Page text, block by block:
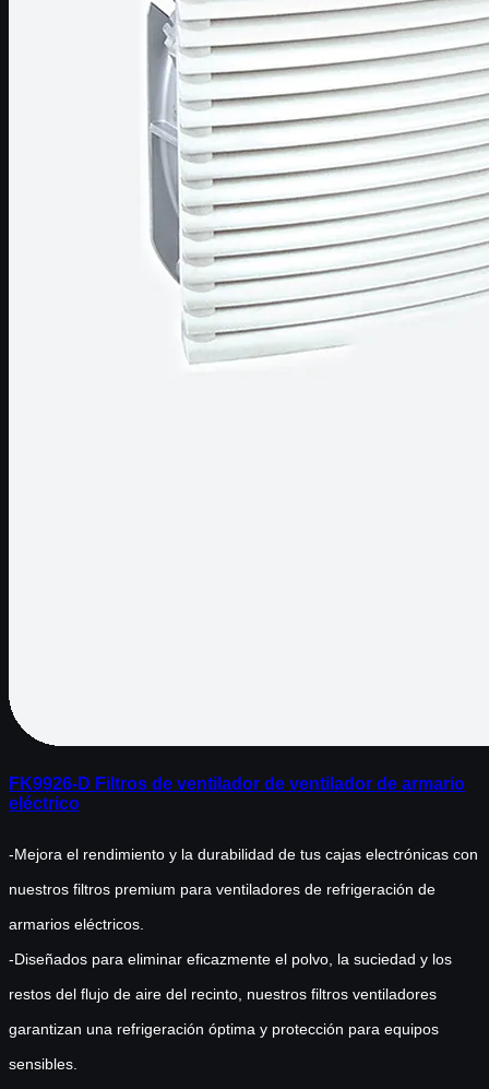
FK9926-D Filtros de ventilador de ventilador de armario
eléctrico
-Mejora el rendimiento y la durabilidad de tus cajas electrónicas con
nuestros filtros premium para ventiladores de refrigeración de
armarios eléctricos.
-Diseñados para eliminar eficazmente el polvo, la suciedad y los
restos del flujo de aire del recinto, nuestros filtros ventiladores
garantizan una refrigeración óptima y protección para equipos
sensibles.